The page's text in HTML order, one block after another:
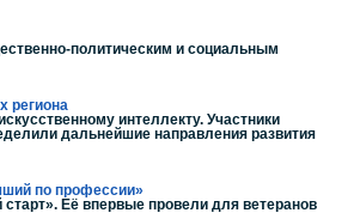
политическим и социальным
региона
интеллекту. Участники
дальнейшие направления развития
по профессии»
Её впервые провели для ветеранов